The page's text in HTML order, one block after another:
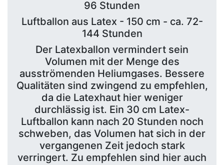
96 Stunden
Luftballon aus Latex - 150 cm - ca. 72-
144 Stunden
Der Latexballon vermindert sein
Volumen mit der Menge des
ausströmenden Heliumgases. Bessere
Qualitäten sind zwingend zu empfehlen,
da die Latexhaut hier weniger
durchlässig ist. Ein 30 cm Latex-
Luftballon kann nach 20 Stunden noch
schweben, das Volumen hat sich in der
vergangenen Zeit jedoch stark
verringert. Zu empfehlen sind hier auch